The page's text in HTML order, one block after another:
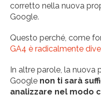
corretto nella nuova
Google.
Questo perché, come
GA4 è radicalmente
In altre parole, la nuova
Google non ti sarà
analizzare nel modo